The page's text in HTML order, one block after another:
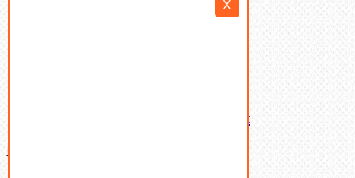
X
Латунный и бронзовый крепеж
Ваша корзина